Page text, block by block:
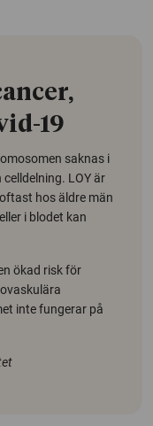
19
saknas i
LOY är
hos äldre män
i blodet kan
ökad risk för
inte fungerar på